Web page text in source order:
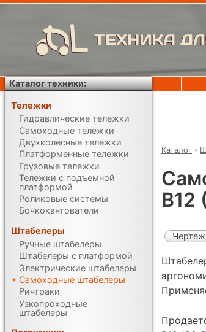
ТЕХНИКА
Каталог ›
B12
Чертеж
Каталог техники:
Тележки
Гидравлические тележки
Самоходные тележки
Двухколесные тележки
Платформенные тележки
Грузовые тележки
Тележки с подъемной
платформой
Роликовые системы
Бочкокантователи
Штабелеры
Ручные штабелеры
Штабелеры с платформой
Электрические штабелеры
Самоходные штабелеры
Ричтраки
Узкопроходные
штабелеры